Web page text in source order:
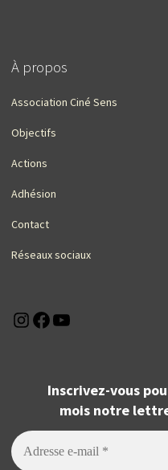
À propos
Association Ciné Sens
Objectifs
Actions
Adhésion
Contact
Réseaux sociaux
Instagram
Facebook
Inscrivez-vous
mois notre